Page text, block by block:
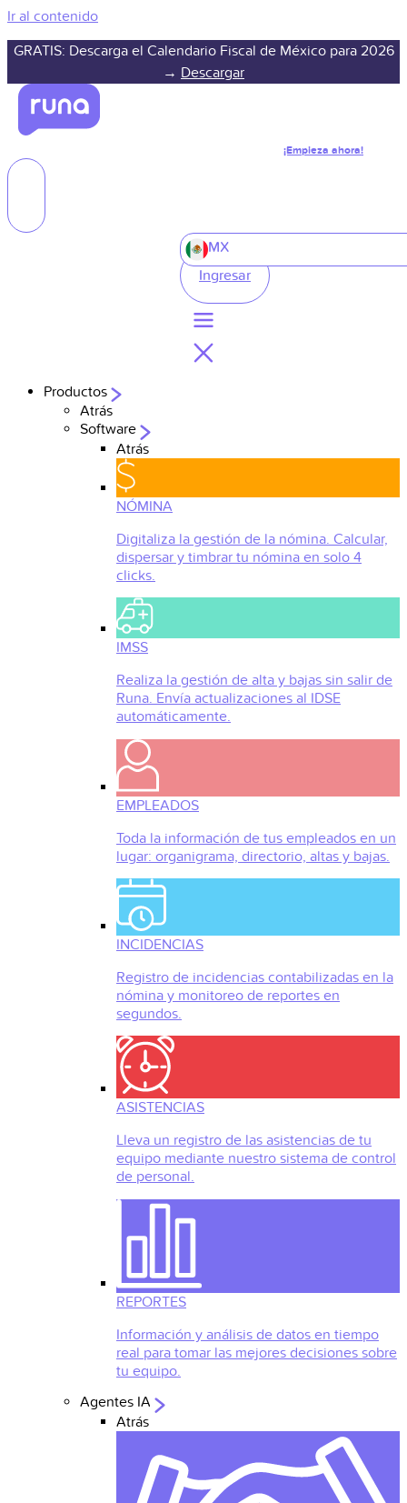
Ir al contenido
GRATIS: Descarga el Calendario Fiscal de México para 2026
→ Descargar
¡Empieza ahora!
MX
Ingresar
Productos
Atrás
Software
Atrás
NÓMINA
Digitaliza la gestión de la nómina. Calcular,
dispersar y timbrar tu nómina en solo 4
clicks.
IMSS
Realiza la gestión de alta y bajas sin salir de
Runa. Envía actualizaciones al IDSE
automáticamente.
EMPLEADOS
Toda la información de tus empleados en un
lugar: organigrama, directorio, altas y bajas.
INCIDENCIAS
Registro de incidencias contabilizadas en la
nómina y monitoreo de reportes en
segundos.
ASISTENCIAS
Lleva un registro de las asistencias de tu
equipo mediante nuestro sistema de control
de personal.
REPORTES
Información y análisis de datos en tiempo
real para tomar las mejores decisiones sobre
tu equipo.
Agentes IA
Atrás